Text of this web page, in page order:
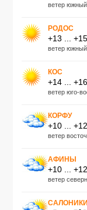
ветер
РОДОС
+13 ...
ветер
КОС
+14 ...
ветер юго-
КОРФУ
+10 ...
ветер
АФИНЫ
+10 ...
ветер
САЛОНИКИ